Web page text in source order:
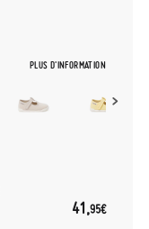
PLUS D'INFORMATION
41,95€